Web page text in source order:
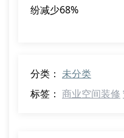
纷减少68%
分类： 未分类
标签： 商业空间装修